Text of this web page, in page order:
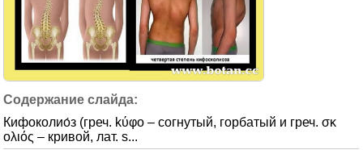
Кифоколио́з (греч. kύφο – согнутый, горбатый и греч. σκ
ολιός – кривой, лат. s...